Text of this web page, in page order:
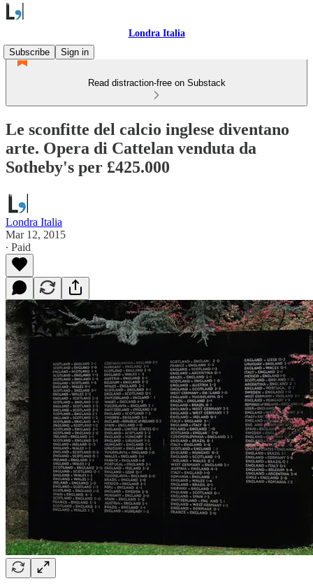
Londra Italia
Subscribe
Sign in
Read distraction-free on Substack
Le sconfitte del calcio inglese diventano
arte. Opera di Cattelan venduta da
Sotheby's per £425.000
Londra Italia
Mar 12, 2015
∙ Paid